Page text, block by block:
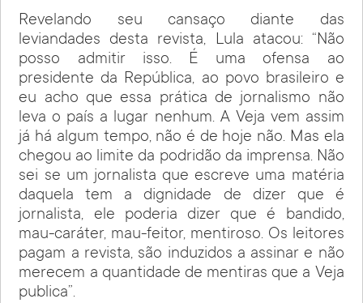
Revelando seu cansaço diante das
leviandades desta revista, Lula atacou: “Não
posso admitir isso. É uma ofensa ao
presidente da República, ao povo brasileiro e
eu acho que essa prática de jornalismo não
leva o país a lugar nenhum. A Veja vem assim
já há algum tempo, não é de hoje não. Mas ela
chegou ao limite da podridão da imprensa. Não
sei se um jornalista que escreve uma matéria
daquela tem a dignidade de dizer que é
jornalista, ele poderia dizer que é bandido,
mau-caráter, mau-feitor, mentiroso. Os leitores
pagam a revista, são induzidos a assinar e não
merecem a quantidade de mentiras que a Veja
publica”.